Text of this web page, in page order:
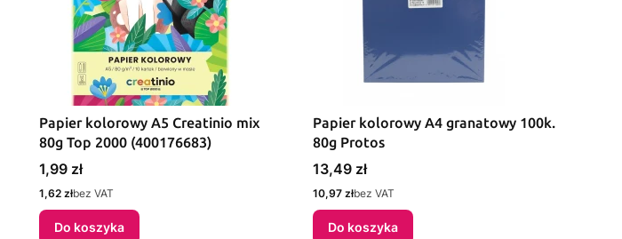
Papier kolorowy A5 Creatinio mix
80g Top 2000 (400176683)
Cena
1,99 zł
Cena
1,62 złbez VAT
Do koszyka
Papier kolorowy A4 granatowy 100k.
80g Protos
Cena
13,49 zł
Cena
10,97 złbez VAT
Do koszyka